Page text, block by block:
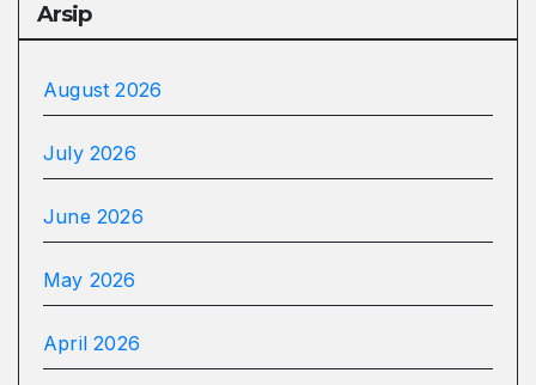
Arsip
August 2026
July 2026
June 2026
May 2026
April 2026